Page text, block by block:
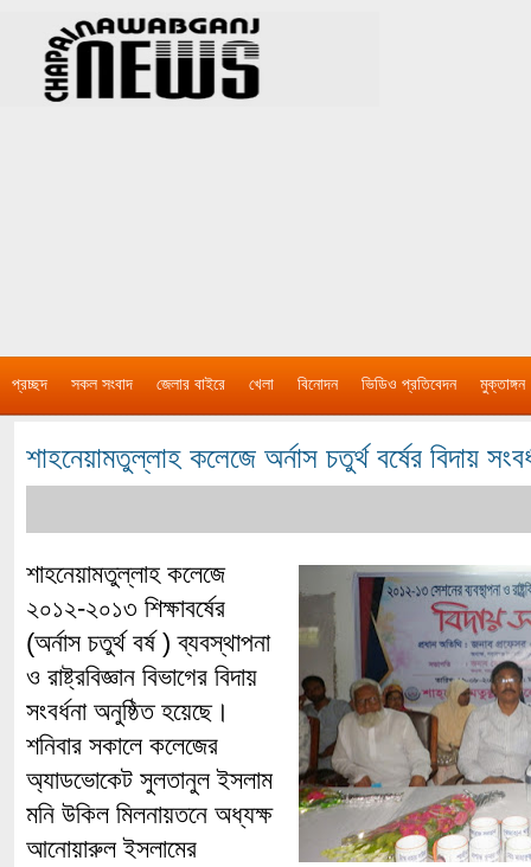
প্রচ্ছদ সকল সংবাদ জেলার বাইরে খেলা বিনোদন ভিডিও প্রতিবেদন মুক্তাঙ্গন
শাহনেয়ামতুল্লাহ কলেজে অর্নাস চতুর্থ বর্ষের বিদায়
শাহনেয়ামতুল্লাহ কলেজে
২০১২-২০১৩ শিক্ষাবর্ষের
(অর্নাস চতুর্থ বর্ষ ) ব্যবস্থাপনা
ও রাষ্ট্রবিজ্ঞান বিভাগের বিদায়
সংবর্ধনা অনুষ্ঠিত হয়েছে।
শনিবার সকালে কলেজের
অ্যাডভোকেট সুলতানুল ইসলাম
মনি উকিল মিলনায়তনে অধ্যক্ষ
আনোয়ারুল ইসলামের